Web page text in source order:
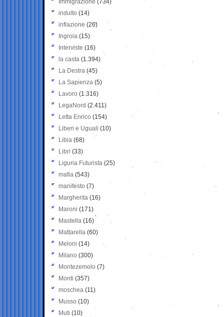
Immigrazione (734)
indulto (14)
inflazione (26)
Ingroia (15)
Interviste (16)
la casta (1.394)
La Destra (45)
La Sapienza (5)
Lavoro (1.316)
LegaNord (2.411)
Letta Enrico (154)
Liberi e Uguali (10)
Libia (68)
Libri (33)
Liguria Futurista (25)
mafia (543)
manifesto (7)
Margherita (16)
Maroni (171)
Mastella (16)
Mattarella (60)
Meloni (14)
Milano (300)
Montezemolo (7)
Monti (357)
moschea (11)
Musso (10)
Muti (10)